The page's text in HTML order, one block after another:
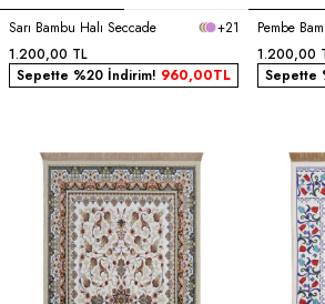
Sarı Bambu Halı Seccade
+21
1.200,00 TL
Sepette %20 İndirim! 960,00TL
Pembe
1.200,00
Sepette